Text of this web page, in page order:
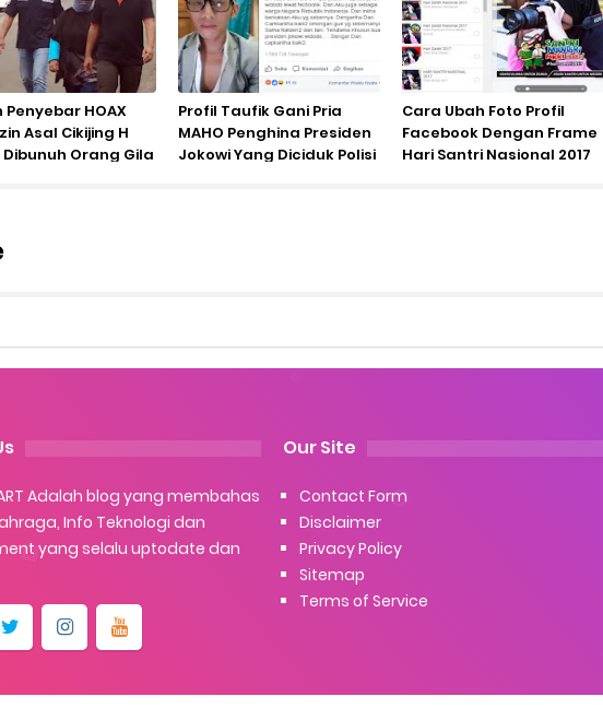
Penyebar HOAX
Asal Cikijing H
Dibunuh Orang Gila
Profil Taufik Gani Pria
MAHO Penghina Presiden
Jokowi Yang Diciduk Polisi
Cara Ubah Foto Profil
Facebook Dengan Frame
Hari Santri Nasional 2017
Adalah blog yang membahas
Info Teknologi dan
yang selalu uptodate dan
Our Site
Contact Form
Disclaimer
Privacy Policy
Sitemap
Terms of Service